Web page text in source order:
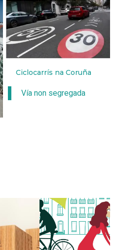
Ciclocarrís na Coruña
Vía non segregada